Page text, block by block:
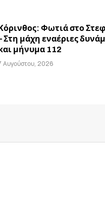
Κόρινθος: Φωτιά στο
Στη μάχη εναέριες
μήνυμα 112
Αυγούστου, 2026